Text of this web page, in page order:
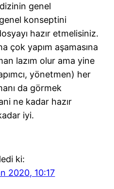
genel
konseptini
hazır etmelisiniz.
çok yapım aşamasına
lazım olur ama yine
yönetmen) her
da görmek
ne kadar hazır
iyi.
ki:
2020, 10:17